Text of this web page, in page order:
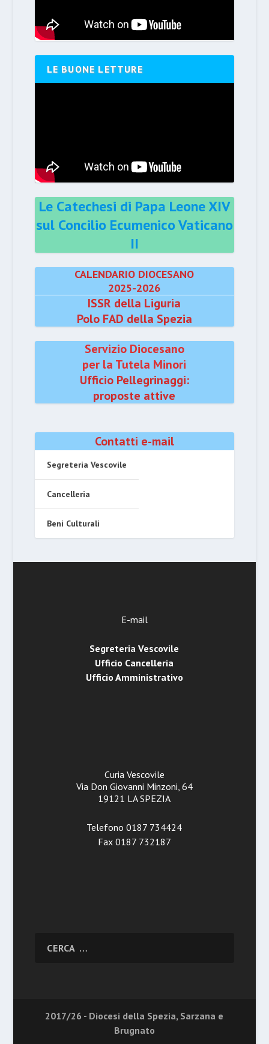
LE BUONE LETTURE
Le Catechesi di Papa Leone XIV
sul Concilio Ecumenico Vaticano
II
CALENDARIO DIOCESANO
2025-2026
ISSR della Liguria
Polo FAD della Spezia
Servizio Diocesano
per la Tutela Minori
Ufficio Pellegrinaggi:
proposte attive
Contatti e-mail
Segreteria Vescovile
Cancelleria
Beni Culturali
E-mail
Segreteria Vescovile
Ufficio Cancelleria
Ufficio Amministrativo
Curia Vescovile
Via Don Giovanni Minzoni, 64
19121 LA SPEZIA
Telefono 0187 734424
Fax 0187 732187
2017/26 - Diocesi della Spezia, Sarzana e
Brugnato